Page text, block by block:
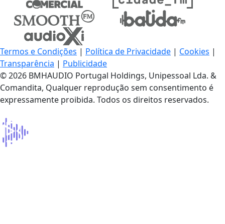
Termos e Condições | Política de Privacidade | Cookies |
Transparência | Publicidade
© 2026 BMHAUDIO Portugal Holdings, Unipessoal Lda. &
Comandita, Qualquer reprodução sem consentimento é
expressamente proibida. Todos os direitos reservados.